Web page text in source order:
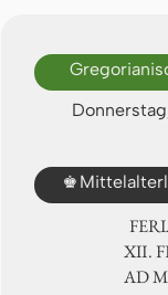
♚
Ⅻ.
AD